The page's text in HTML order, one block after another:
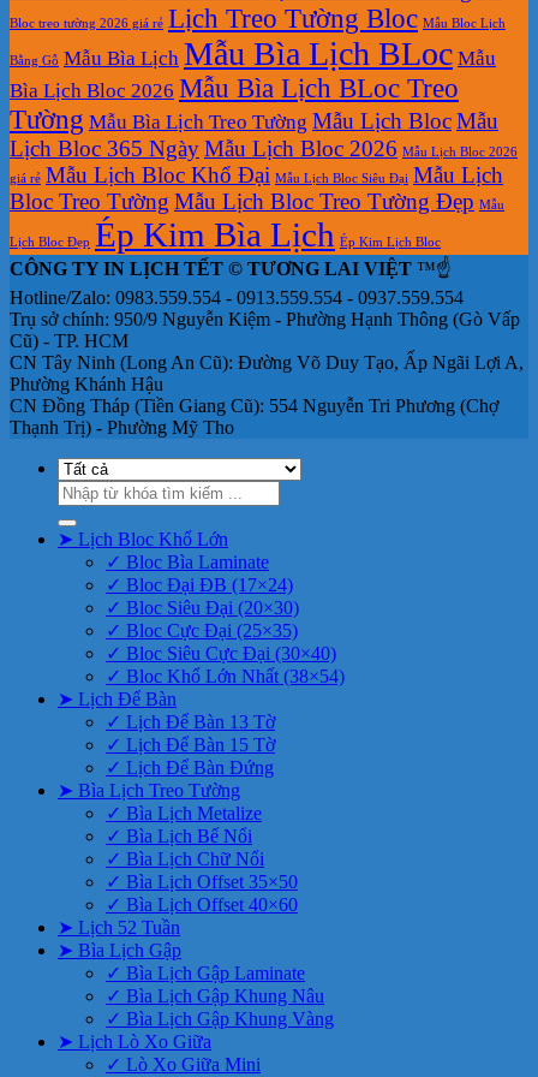
Bloc treo tường 2026 giá rẻ Lịch Treo Tường Bloc Mẫu Bloc Lịch
Bằng Gỗ Mẫu Bìa Lịch Mẫu Bìa Lịch BLoc Mẫu
Bìa Lịch Bloc 2026 Mẫu Bìa Lịch BLoc Treo
Tường Mẫu Bìa Lịch Treo Tường Mẫu Lịch BlocMẫu
Lịch Bloc 365 NgàyMẫu Lịch Bloc 2026 Mẫu Lịch Bloc 2026
giá rẻ Mẫu Lịch Bloc Khổ Đại Mẫu Lịch Bloc Siêu Đại Mẫu Lịch
Bloc Treo Tường Mẫu Lịch Bloc Treo Tường Đẹp Mẫu
Lịch Bloc Đẹp Ép Kim Bìa Lịch Ép Kim Lịch Bloc
CÔNG TY IN LỊCH TẾT © TƯƠNG LAI VIỆT ™☝️
Hotline/Zalo: 0983.559.554 - 0913.559.554 - 0937.559.554
Trụ sở chính: 950/9 Nguyễn Kiệm - Phường Hạnh Thông (Gò Vấp
Cũ) - TP. HCM
CN Tây Ninh (Long An Cũ): Đường Võ Duy Tạo, Ấp Ngãi Lợi A,
Phường Khánh Hậu
CN Đồng Tháp (Tiền Giang Cũ): 554 Nguyễn Tri Phương (Chợ
Thạnh Trị) - Phường Mỹ Tho
Tìm
kiếm:
➤ Lịch Bloc Khổ Lớn
✓ Bloc Bìa Laminate
✓ Bloc Đại ĐB (17×24)
✓ Bloc Siêu Đại (20×30)
✓ Bloc Cực Đại (25×35)
✓ Bloc Siêu Cực Đại (30×40)
✓ Bloc Khổ Lớn Nhất (38×54)
➤ Lịch Để Bàn
✓ Lịch Để Bàn 13 Tờ
✓ Lịch Để Bàn 15 Tờ
✓ Lịch Để Bàn Đứng
➤ Bìa Lịch Treo Tường
✓ Bìa Lịch Metalize
✓ Bìa Lịch Bế Nổi
✓ Bìa Lịch Chữ Nổi
✓ Bìa Lịch Offset 35×50
✓ Bìa Lịch Offset 40×60
➤ Lịch 52 Tuần
➤ Bìa Lịch Gập
✓ Bìa Lịch Gập Laminate
✓ Bìa Lịch Gập Khung Nâu
✓ Bìa Lịch Gập Khung Vàng
➤ Lịch Lò Xo Giữa
✓ Lò Xo Giữa Mini